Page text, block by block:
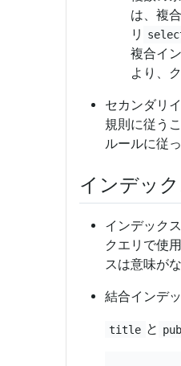
は、複
リ
複合イ
より、
セカンダリ
規則に従う
ルールに従
インデッ
インデック
クエリで使
スは意味が
結合インデ
title と